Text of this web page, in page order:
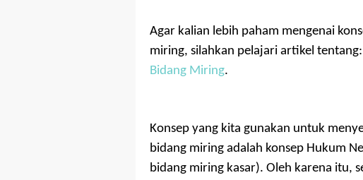
Agar kalian lebih paham mengenai
miring, silahkan pelajari artikel tentang:
Bidang Miring.
Konsep yang kita gunakan untuk
bidang miring adalah konsep Hukum
bidang miring kasar). Oleh karena itu,